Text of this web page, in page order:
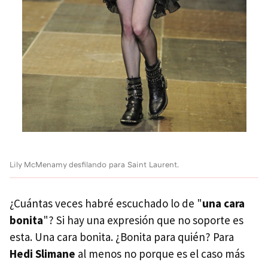
Lily McMenamy desfilando para Saint Laurent.
¿Cuántas veces habré escuchado lo de "una cara
bonita"? Si hay una expresión que no soporte es
esta. Una cara bonita. ¿Bonita para quién? Para
Hedi Slimane al menos no porque es el caso más